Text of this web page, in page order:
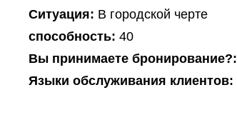
Ситуация: В городской черте
способность: 40
Вы принимаете бронирование?:
Языки обслуживания клиентов: